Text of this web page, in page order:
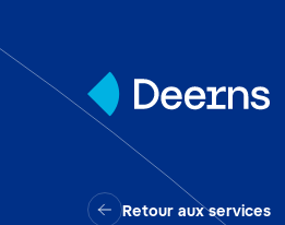
Retour aux services